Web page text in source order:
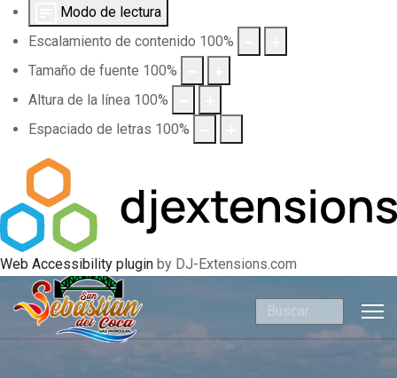
Modo de lectura
Escalamiento de contenido 100%
Tamaño de fuente 100%
Altura de la línea 100%
Espaciado de letras 100%
Web Accessibility plugin by DJ-Extensions.com
Buscar